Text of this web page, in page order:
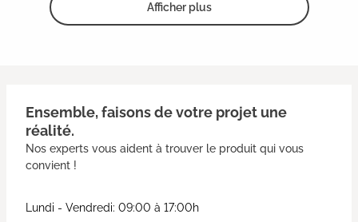
Afficher plus
Ensemble, faisons de votre projet une
réalité.
Nos experts vous aident à trouver le produit qui vous
convient !
Lundi - Vendredi: 09:00 à 17:00h